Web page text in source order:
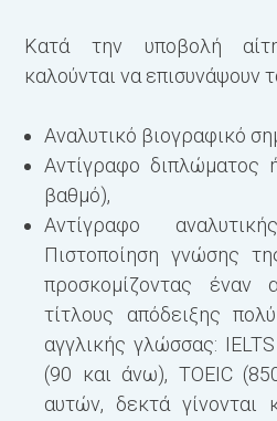
Κατά την υποβολή
καλούνται να επισυνάψουν
Αναλυτικό βιογραφικό
Αντίγραφο διπλώματος
βαθμό),
Αντίγραφο
Πιστοποίηση γνώσης
προσκομίζοντας
τίτλους απόδειξης
αγγλικής γλώσσας:
(90 και άνω), TOEIC
αυτών, δεκτά γίνονται